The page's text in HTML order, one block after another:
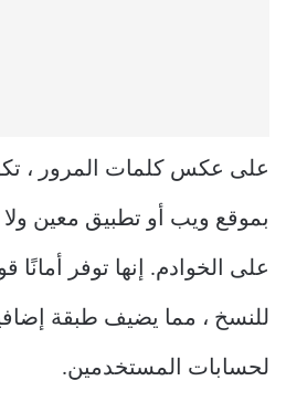
بموقع ويب أو تطبيق معين ولا
على الخوادم. إنها توفر أمانًا
للنسخ ، مما يضيف طبقة
لحسابات المستخدمين.